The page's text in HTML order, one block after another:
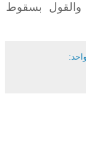
والقول بسقوط